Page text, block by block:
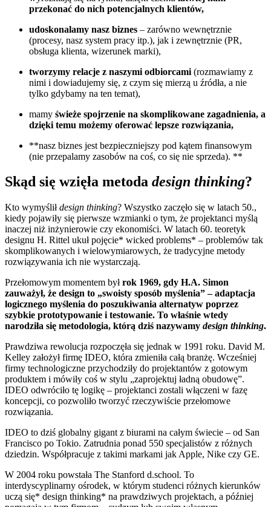
przekonać do nich potencjalnych klientów,
udoskonalamy nasz biznes – zarówno wewnętrznie
(procesy, nasz system pracy itp.), jak i zewnętrznie (PR,
obsługa klienta, wizerunek marki),
tworzymy relacje z naszymi odbiorcami (rozmawiamy z
nimi i dowiadujemy się, z czym się mierzą u źródła, a nie
tylko gdybamy na ten temat),
mamy świeże spojrzenie na skomplikowane zagadnienia, a
dzięki temu możemy oferować lepsze rozwiązania,
**nasz biznes jest bezpieczniejszy pod kątem finansowym
(nie przepalamy zasobów na coś, co się nie sprzeda). **
Skąd się wzięła metoda design thinking?
Kto wymyśliłdesign thinking? Wszystko zaczęło się w latach 50.,
kiedy pojawiły się pierwsze wzmianki o tym, że projektanci myślą
inaczej niż inżynierowie czy ekonomiści. W latach 60. teoretyk
designu H. Rittel ukuł pojęcie* wicked problems* – problemów tak
skomplikowanych i wielowymiarowych, że tradycyjne metody
rozwiązywania ich nie wystarczają.
Przełomowym momentem byłrok 1969, gdy H.A. Simon
zauważył, że design to „swoisty sposób myślenia” – adaptacja
logicznego myślenia do poszukiwania alternatyw poprzez
szybkie prototypowanie i testowanie. To właśnie wtedy
narodziła się metodologia, którą dziś nazywamy design thinking.
Prawdziwa rewolucja rozpoczęła się jednak w 1991 roku. David M.
Kelley założył firmę IDEO, która zmieniła całą branżę. Wcześniej
firmy technologiczne przychodziły do projektantów z gotowym
produktem i mówiły coś w stylu „zaprojektuj ładną obudowę”.
IDEO odwróciło tę logikę – projektanci zostali włączeni w fazę
koncepcji, co pozwoliło tworzyć rzeczywiście przełomowe
rozwiązania.
IDEO to dziś globalny gigant z biurami na całym świecie – od San
Francisco po Tokio. Zatrudnia ponad 550 specjalistów z różnych
dziedzin. Współpracuje z takimi markami jak Apple, Nike czy GE.
W 2004 roku powstała The Stanford d.school. To
interdyscyplinarny ośrodek, w którym studenci różnych kierunków
uczą się* design thinking* na prawdziwych projektach, a później